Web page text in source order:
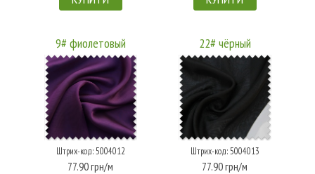
9# фиолетовый
Штрих-код: 5004012
77.90 грн/м
22# чёрный
Штрих-код: 5004013
77.90 грн/м